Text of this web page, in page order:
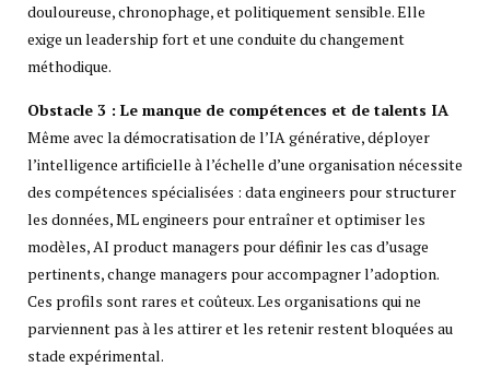
douloureuse, chronophage, et politiquement sensible. Elle
exige un leadership fort et une conduite du changement
méthodique.
Obstacle 3 : Le manque de compétences et de talents IA
Même avec la démocratisation de l’IA générative, déployer
l’intelligence artificielle à l’échelle d’une organisation nécessite
des compétences spécialisées : data engineers pour structurer
les données, ML engineers pour entraîner et optimiser les
modèles, AI product managers pour définir les cas d’usage
pertinents, change managers pour accompagner l’adoption.
Ces profils sont rares et coûteux. Les organisations qui ne
parviennent pas à les attirer et les retenir restent bloquées au
stade expérimental.